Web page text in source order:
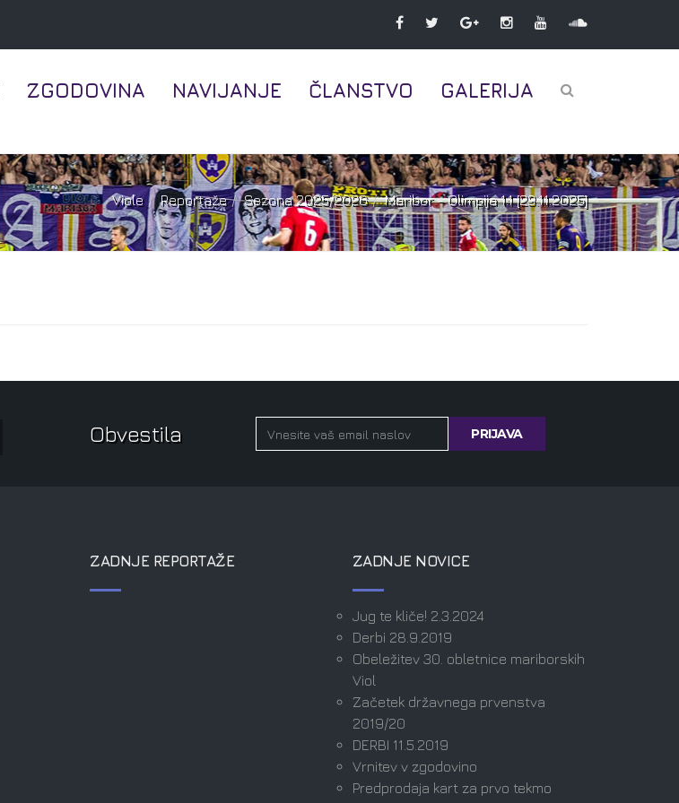
ZGODOVINA NAVIJANJE ČLANSTVO GALERIJA
Viole Reportaže Sezona 2025/2026 Maribor - Olimpija 1:1 [23.11.2025]
Obvestila
ZADNJE REPORTAŽE ZADNJE NOVICE
Jug te kliče! 2.3.2024
Derbi 28.9.2019
Obeležitev 30. obletnice mariborskih
Viol
Začetek državnega prvenstva
2019/20
DERBI 11.5.2019
Vrnitev v zgodovino
Predprodaja kart za prvo tekmo